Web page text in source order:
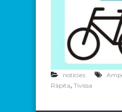
notícies
Ràpita, Tivissa